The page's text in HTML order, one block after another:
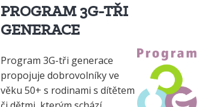
PROGRAM 3G-TŘI
GENERACE
Program 3G-tři generace
propojuje dobrovolníky ve
věku 50+ s rodinami s dítětem